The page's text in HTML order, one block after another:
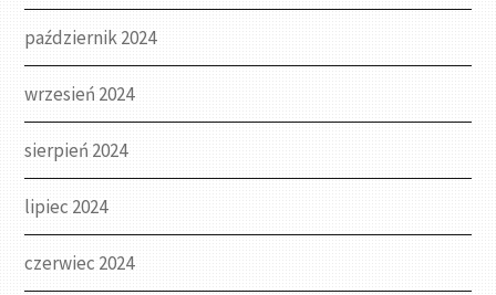
październik 2024
wrzesień 2024
sierpień 2024
lipiec 2024
czerwiec 2024